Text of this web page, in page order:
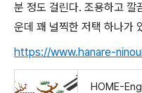
분 정도 걸린다. 조용하고 깔
운데 꽤 널찍한 저택 하나가
https://www.hanare-
HOME-